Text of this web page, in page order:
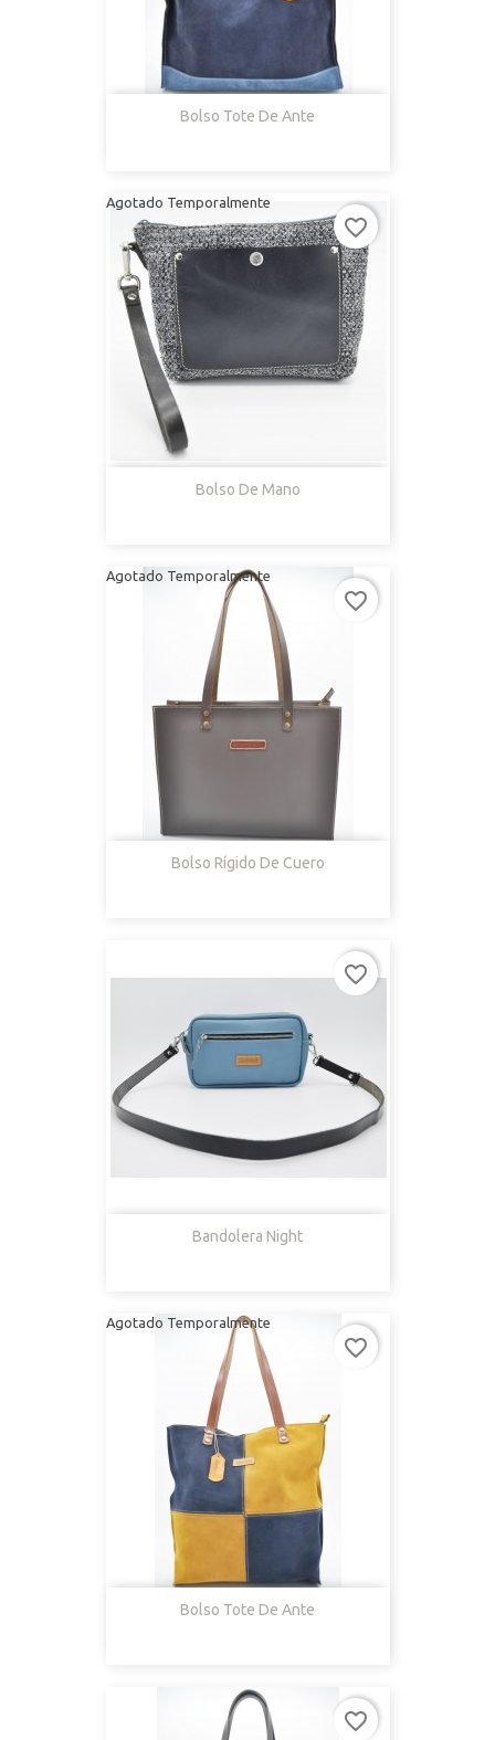
Bolso Tote De Ante
Bolso De Mano
Agotado Temporalmente
favorite_border
Bolso Rígido De Cuero
Agotado Temporalmente
favorite_border
Bandolera Night
favorite_border
Bolso Tote De Ante
Agotado Temporalmente
favorite_border
favorite_border